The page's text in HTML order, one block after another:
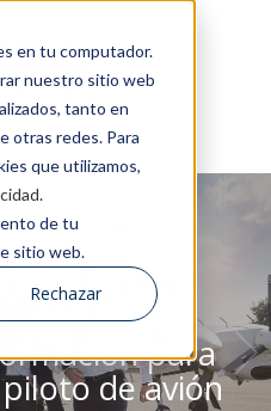
en tu computador.
nuestro sitio web
tanto en
otras redes. Para
que utilizamos,
.
de tu
sitio web.
Rechazar
CESDA
para
de avión